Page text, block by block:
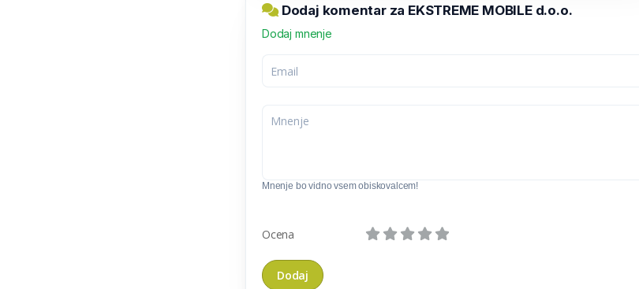
Dodaj komentar za EKSTREME MOBILE d.o.o.
Dodaj mnenje
Mnenje bo vidno vsem obiskovalcem!
Ocena